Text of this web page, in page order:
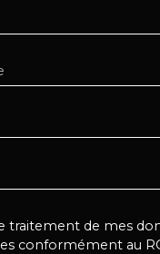
traitement de mes
conformément au